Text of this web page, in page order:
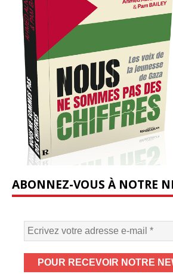
ABONNEZ-VOUS À NOTRE